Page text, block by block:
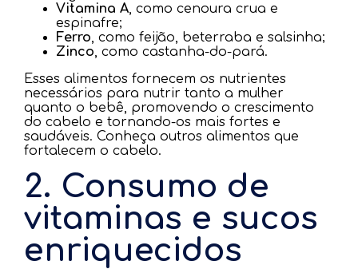
Vitamina A, como cenoura crua e
espinafre;
Ferro, como feijão, beterraba e salsinha;
Zinco, como castanha-do-pará.
Esses alimentos fornecem os nutrientes
necessários para nutrir tanto a mulher
quanto o bebê, promovendo o crescimento
do cabelo e tornando-os mais fortes e
saudáveis. Conheça outros alimentos que
fortalecem o cabelo.
2. Consumo de
vitaminas e sucos
enriquecidos